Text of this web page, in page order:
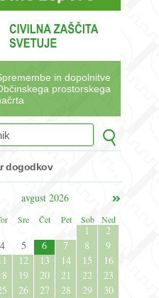
in dopolnitve
prostorskega
dogodkov
avgust 2026
Sre Čet Pet Sob Ned
1
2
4 5 6 7 8
9
12 13 14 15
16
19 20 21 22
23
26 27 28 29
30